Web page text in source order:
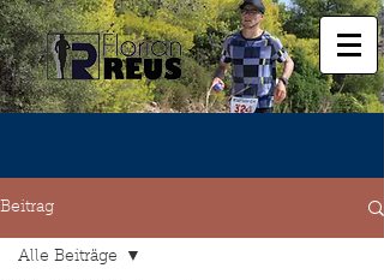
Beitrag
Alle Beiträge